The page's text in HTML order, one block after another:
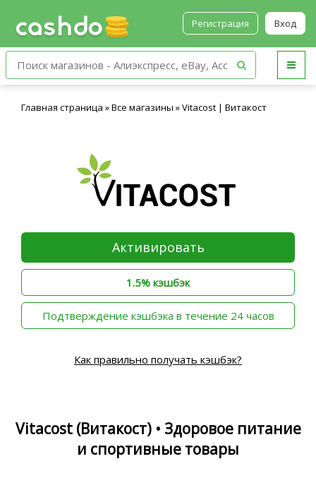
Регистрация Вход
Главная страница »Все магазины »Vitacost | Витакост
Активировать
1.5% кэшбэк
‫Подтверждение кэшбэка в течение 24 часов
Как правильно получать кэшбэк?
Vitacost (Витакост) • Здоровое питание
и спортивные товары